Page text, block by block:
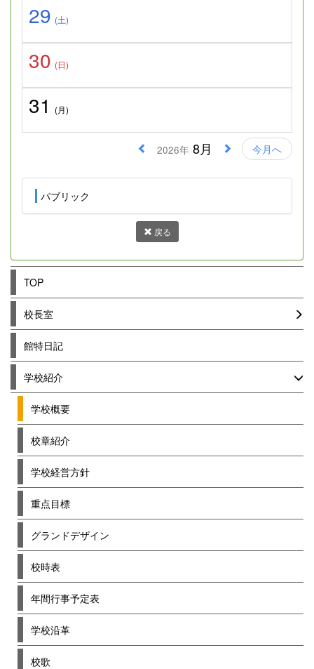
29 (土)
30 (日)
31 (月)
2026年 8月 今月へ
パブリック
戻る
TOP
校長室
館特日記
学校紹介
学校概要
校章紹介
学校経営方針
重点目標
グランドデザイン
校時表
年間行事予定表
学校沿革
校歌